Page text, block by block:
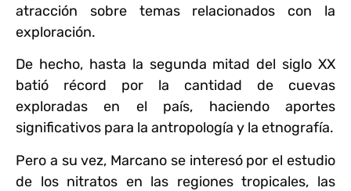
atracción sobre temas relacionados con la
exploración.
De hecho, hasta la segunda mitad del siglo XX
batió récord por la cantidad de cuevas
exploradas en el país, haciendo aportes
significativos para la antropología y la etnografía.
Pero a su vez, Marcano se interesó por el estudio
de los nitratos en las regiones tropicales, las